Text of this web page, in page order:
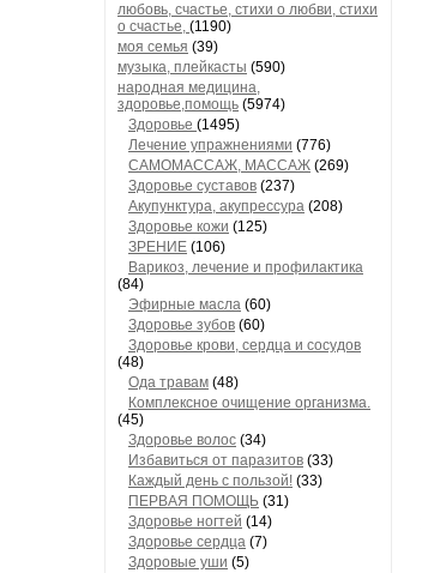
любовь, счастье, стихи о любви, стихи
о счастье, (1190)
моя семья (39)
музыка, плейкасты (590)
народная медицина,
здоровье,помощь (5974)
Здоровье (1495)
Лечение упражнениями (776)
САМОМАССАЖ, МАССАЖ (269)
Здоровье суставов (237)
Акупунктура, акупрессура (208)
Здоровье кожи (125)
ЗРЕНИЕ (106)
Варикоз, лечение и профилактика
(84)
Эфирные масла (60)
Здоровье зубов (60)
Здоровье крови, сердца и сосудов
(48)
Ода травам (48)
Комплексное очищение организма.
(45)
Здоровье волос (34)
Избавиться от паразитов (33)
Каждый день с пользой! (33)
ПЕРВАЯ ПОМОЩЬ (31)
Здоровье ногтей (14)
Здоровье сердца (7)
Здоровые уши (5)